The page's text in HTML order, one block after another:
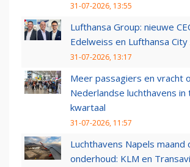
31-07-2026, 13:55
Lufthansa Group: nieuwe
Edelweiss en Lufthansa City
31-07-2026, 13:17
Meer passagiers en vracht
Nederlandse luchthavens
kwartaal
31-07-2026, 11:57
Luchthavens Napels maand
onderhoud: KLM en